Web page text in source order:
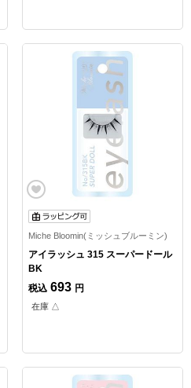
Miche Bloomin(ミッシュブルーミン)
アイラッシュ 315 スーパードール
BK
税込 693 円
在庫 △